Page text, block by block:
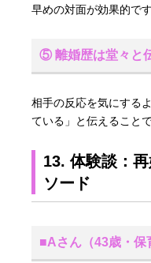
早めの対面が効果的です
⑤ 離婚歴は堂々と
相手の反応を気にする
ている」と伝えること
13. 体験談：
ソード
■Aさん（43歳・保